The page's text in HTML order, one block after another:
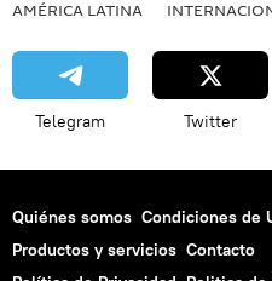
AMÉRICA LATINA
Telegram Twitter
Quiénes somos Condiciones de
Productos y servicios Contacto